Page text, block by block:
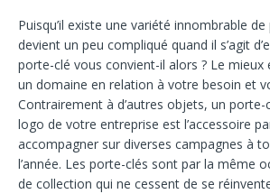
Puisqu’il existe une variété innombrable
devient un peu compliqué quand il s’agit
porte-clé vous convient-il alors ? Le mieux
un domaine en relation à votre besoin et
Contrairement à d’autres objets, un
logo de votre entreprise est l’accessoire
accompagner sur diverses campagnes à
l’année. Les porte-clés sont par la même
de collection qui ne cessent de se